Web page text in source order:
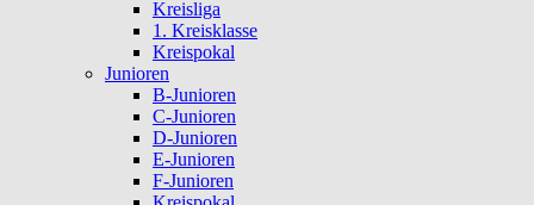
Kreisliga
1. Kreisklasse
Kreispokal
Junioren
B-Junioren
C-Junioren
D-Junioren
E-Junioren
F-Junioren